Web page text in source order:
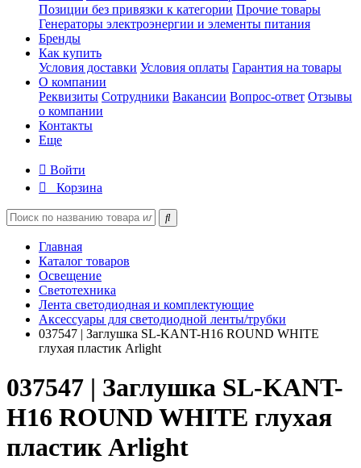
Позиции без привязки к категории Прочие товары
Генераторы электроэнергии и элементы питания
Бренды
Как купить
Условия доставки Условия оплаты Гарантия на товары
О компании
Реквизиты Сотрудники Вакансии Вопрос-ответ Отзывы
о компании
Контакты
Еще
Войти
Корзина
Главная
Каталог товаров
Освещение
Светотехника
Лента светодиодная и комплектующие
Аксессуары для светодиодной ленты/трубки
037547 | Заглушка SL-KANT-H16 ROUND WHITE
глухая пластик Arlight
037547 | Заглушка SL-KANT-
H16 ROUND WHITE глухая
пластик Arlight